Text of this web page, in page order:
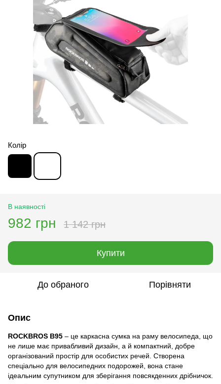
Колір
В наявності
982 грн 1 142 грн
Купити
До обраного Порівняти
Опис
ROCKBROS B95 – це каркасна сумка на раму велосипеда, що
не лише має привабливий дизайн, а й компактний, добре
організований простір для особистих речей. Створена
спеціально для велосипедних подорожей, вона стане
ідеальним супутником для зберігання повсякденних дрібничок.